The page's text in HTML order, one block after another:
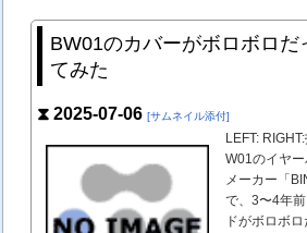
BW01のカバーがボロボロだ
てみた
⧗ 2025-07-06 [サムネイル添付]
LEFT:
W01のイヤ
メーカー「
で、3〜4年
ドがボロボ